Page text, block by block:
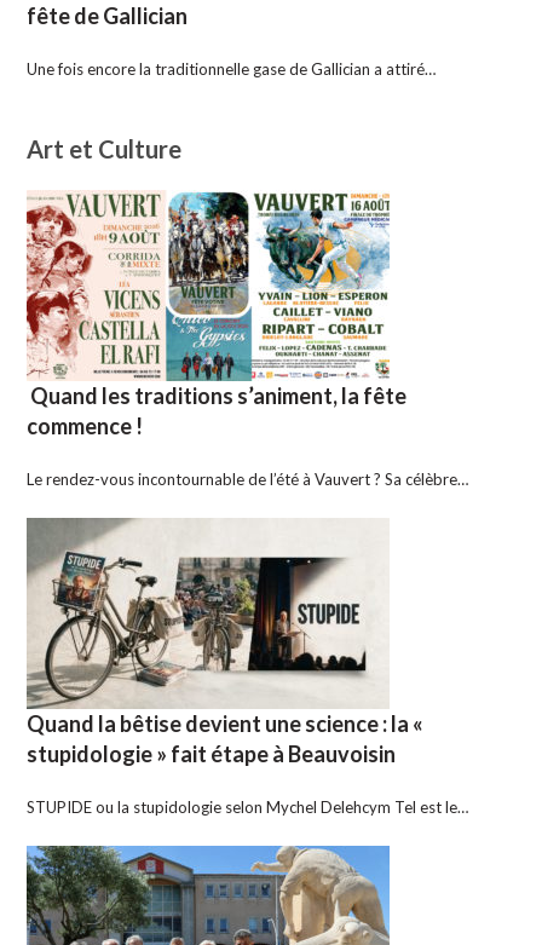
fête de Gallician
Une fois encore la traditionnelle gase de Gallician a attiré…
Art et Culture
Quand les traditions s’animent, la fête
commence !
Le rendez-vous incontournable de l’été à Vauvert ? Sa célèbre…
Quand la bêtise devient une science : la «
stupidologie » fait étape à Beauvoisin
STUPIDE ou la stupidologie selon Mychel Delehcym Tel est le…